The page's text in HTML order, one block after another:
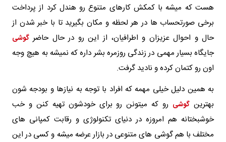
هست که میشه با کمکش کارهای متنوع رو هندل کرد از پرداخت
برخی صورتحساب ها در هر لحظه و مکان بگیرید تا با خبر شدن از
حال و احوال عزیزان و اطرافیان، از این رو در حال حاضر گوشی
جایگاه بسیار مهمی در زندگی روزمره بشر داره که نمیشه به هیچ وجه
اون رو کتمان کرده و نادید گرفت.
به همین دلیل خیلی مهمه که افراد با توجه به نیازها و بودجه شون
بهترین گوشی رو که میتونن رو برای خودشون تهیه کنن و خب
خوشبختانه هم امروزه در دنیای تکنولوژی و رقابت کمپانی های
مختلف با هم گوشی های متنوعی در بازار عرضه میشه و کسی در این